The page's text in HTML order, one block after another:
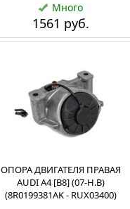
Много
1561 руб.
ОПОРА ДВИГАТЕЛЯ ПРАВАЯ
AUDI A4 [B8] (07-Н.В)
(8R0199381AK - RUX03400)